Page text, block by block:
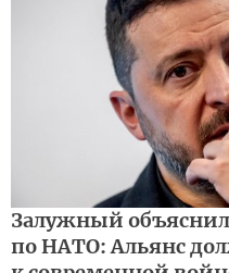
Залужный
по НАТО: Альянс